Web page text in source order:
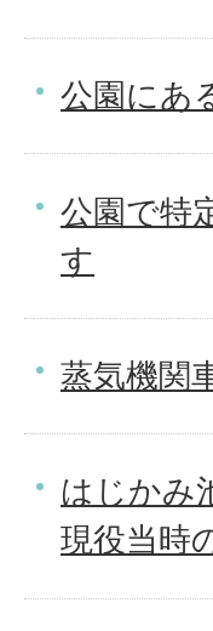
公園にあ
公園で特
す
蒸気機関
はじかみ
現役当時